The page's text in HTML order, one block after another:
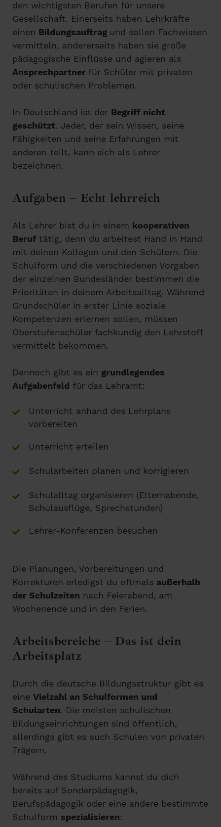
den wichtigsten Berufen für unsere
Gesellschaft. Einerseits haben Lehrkräfte
einen Bildungsauftrag und sollen Fachwissen
vermitteln, andererseits haben sie große
pädagogische Einflüsse und agieren als
Ansprechpartner für Schüler mit privaten
oder schulischen Problemen.
In Deutschland ist der Begriff nicht
geschützt. Jeder, der sein Wissen, seine
Fähigkeiten und seine Erfahrungen mit
anderen teilt, kann sich als Lehrer
bezeichnen.
Aufgaben – Echt lehrreich
Als Lehrer bist du in einem kooperativen
Beruf tätig, denn du arbeitest Hand in Hand
mit deinen Kollegen und den Schülern. Die
Schulform und die verschiedenen Vorgaben
der einzelnen Bundesländer bestimmen die
Prioritäten in deinem Arbeitsalltag. Während
Grundschüler in erster Linie soziale
Kompetenzen erlernen sollen, müssen
Oberstufenschüler fachkundig den Lehrstoff
vermittelt bekommen.
Dennoch gibt es ein grundlegendes
Aufgabenfeld für das Lehramt:
Unterricht anhand des Lehrplans
vorbereiten
Unterricht erteilen
Schularbeiten planen und korrigieren
Schulalltag organisieren (Elternabende,
Schulausflüge, Sprechstunden)
Lehrer-Konferenzen besuchen
Die Planungen, Vorbereitungen und
Korrekturen erledigst du oftmals außerhalb
der Schulzeiten nach Feierabend, am
Wochenende und in den Ferien.
Arbeitsbereiche – Das ist dein
Arbeitsplatz
Durch die deutsche Bildungsstruktur gibt es
eine Vielzahl an Schulformen und
Schularten. Die meisten schulischen
Bildungseinrichtungen sind öffentlich,
allerdings gibt es auch Schulen von privaten
Trägern.
Während des Studiums kannst du dich
bereits auf Sonderpädagogik,
Berufspädagogik oder eine andere bestimmte
Schulform spezialisieren: